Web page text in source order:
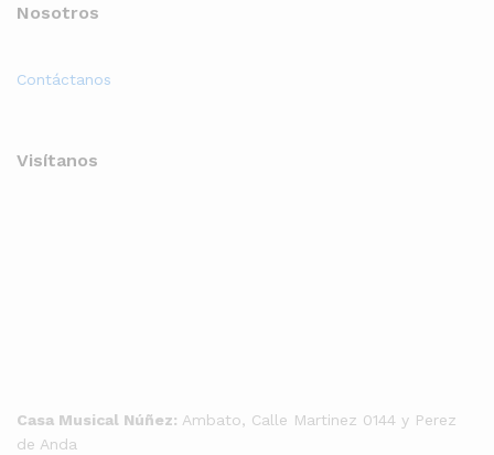
Nosotros
Contáctanos
Visítanos
Casa Musical Núñez: Ambato, Calle Martinez 0144 y Perez
de Anda